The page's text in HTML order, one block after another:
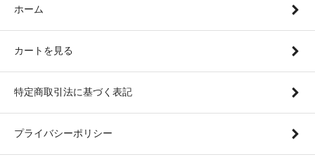
ホーム
カートを見る
特定商取引法に基づく表記
プライバシーポリシー